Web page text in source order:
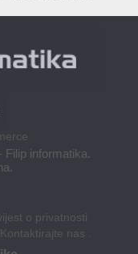
Filip informatika.
o privatnosti
Kontaktirajte nas